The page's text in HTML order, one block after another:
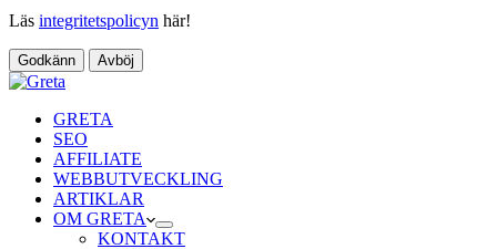
Läs integritetspolicyn här!
Godkänn Avböj
GRETA
SEO
AFFILIATE
WEBBUTVECKLING
ARTIKLAR
OM GRETA
KONTAKT